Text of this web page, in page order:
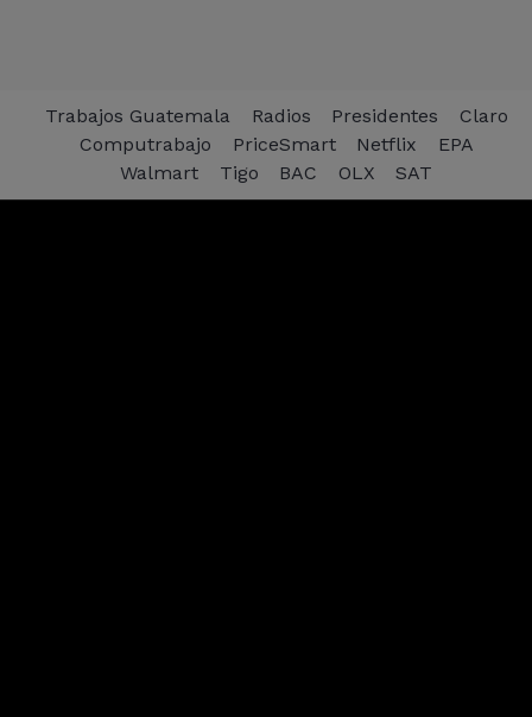
Trabajos Guatemala Radios Presidentes
Claro
Computrabajo
PriceSmart Netflix
EPA
Walmart
Tigo BAC OLX SAT